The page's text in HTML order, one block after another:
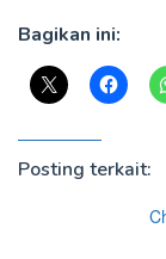
Bagikan ini:
Posting terkait: